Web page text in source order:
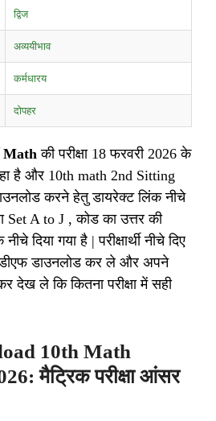
द्विज
अव्ययीभाव
कर्मधारय
दोपहर
Math की परीक्षा 18 फरवरी 2026 के
है और 10th math 2nd Sitting
करने हेतु डायरेक्ट लिंक नीचे
Set A to J , कोड का उत्तर की
दिया गया है | परीक्षार्थी नीचे दिए
डाउनलोड कर ले और अपने
देख ले कि कितना परीक्षा में सही
10th Math
मैट्रिक परीक्षा आंसर